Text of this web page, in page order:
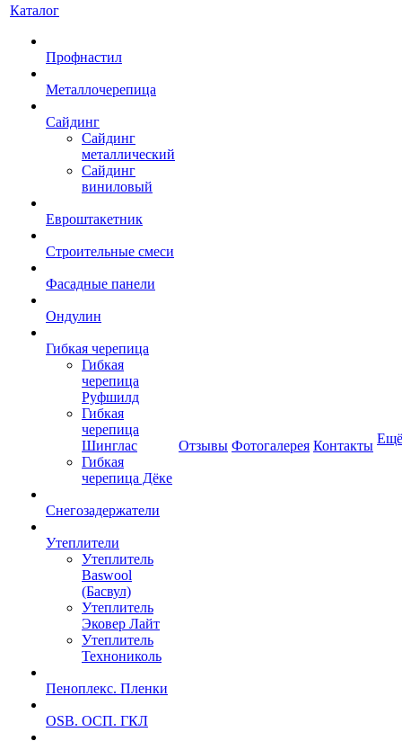
Каталог
Профнастил
Металлочерепица
Сайдинг
Сайдинг
металлический
Сайдинг
виниловый
Евроштакетник
Строительные смеси
Фасадные панели
Ондулин
Гибкая черепица
Гибкая
черепица
Руфшилд
Гибкая
черепица
Шинглас
Гибкая
черепица Дёке
Снегозадержатели
Утеплители
Утеплитель
Baswool
(Басвул)
Утеплитель
Эковер Лайт
Утеплитель
Технониколь
Пеноплекс. Пленки
OSB. ОСП. ГКЛ
Отзывы Фотогалерея Контакты Ещё